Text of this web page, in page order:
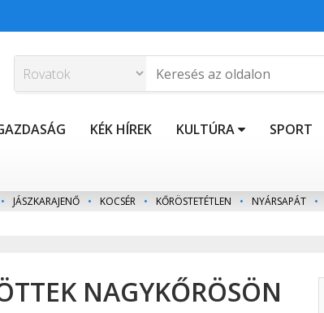
KÉK HÍREK KULTÚRA SPORT
• JÁSZKARAJENŐ • KOCSÉR • KŐRÖSTETÉTLEN • NYÁRSAPÁT •
NAGYKŐRÖSÖN